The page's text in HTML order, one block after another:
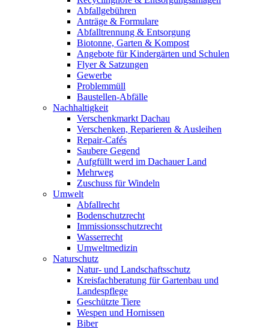
Abfallgebühren
Anträge & Formulare
Abfalltrennung & Entsorgung
Biotonne, Garten & Kompost
Angebote für Kindergärten und Schulen
Flyer & Satzungen
Gewerbe
Problemmüll
Baustellen-Abfälle
Nachhaltigkeit
Verschenkmarkt Dachau
Verschenken, Reparieren & Ausleihen
Repair-Cafés
Saubere Gegend
Aufgfüllt werd im Dachauer Land
Mehrweg
Zuschuss für Windeln
Umwelt
Abfallrecht
Bodenschutzrecht
Immissionsschutzrecht
Wasserrecht
Umweltmedizin
Naturschutz
Natur- und Landschaftsschutz
Kreisfachberatung für Gartenbau und
Landespflege
Geschützte Tiere
Wespen und Hornissen
Biber